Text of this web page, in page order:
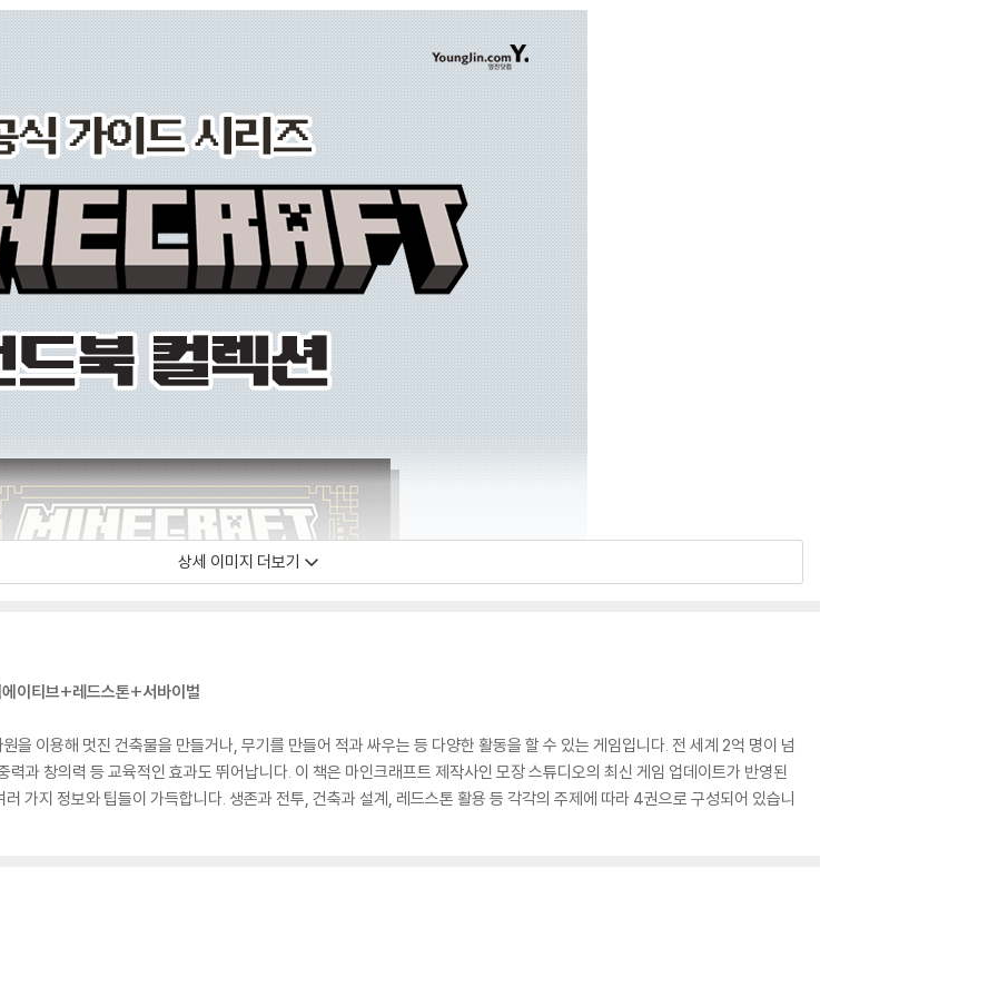
상세 이미지 더보기
이티브+레드스톤+서바이벌
을 이용해 멋진 건축물을 만들거나, 무기를 만들어 적과 싸우는 등 다양한 활동을 할 수 있는 게임입니다. 전 세계 2억 명이 넘
과 창의력 등 교육적인 효과도 뛰어납니다. 이 책은 마인크래프트 제작사인 모장 스튜디오의 최신 게임 업데이트가 반영된
가지 정보와 팁들이 가득합니다. 생존과 전투, 건축과 설계, 레드스톤 활용 등 각각의 주제에 따라 4권으로 구성되어 있습니